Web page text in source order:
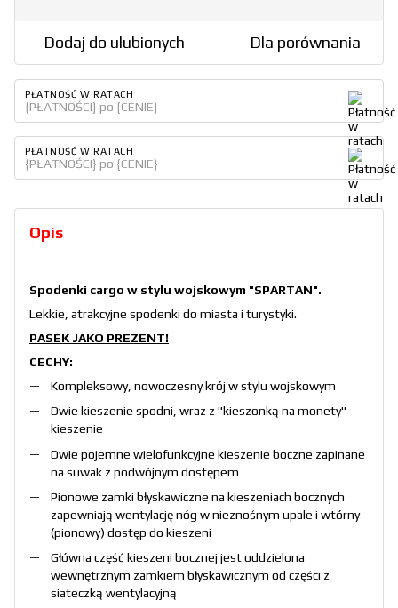
Dodaj do ulubionych Dla porównania
PŁATNOŚĆ W RATACH
{PŁATNOŚCI} po {CENIE}
PŁATNOŚĆ W RATACH
{PŁATNOŚCI} po {CENIE}
Opis
Spodenki cargo w stylu wojskowym "SPARTAN".
Lekkie, atrakcyjne spodenki do miasta i turystyki.
PASEK JAKO PREZENT!
CECHY:
Kompleksowy, nowoczesny krój w stylu wojskowym
Dwie kieszenie spodni, wraz z "kieszonką na monety"
kieszenie
Dwie pojemne wielofunkcyjne kieszenie boczne zapinane
na suwak z podwójnym dostępem
Pionowe zamki błyskawiczne na kieszeniach bocznych
zapewniają wentylację nóg w nieznośnym upale i wtórny
(pionowy) dostęp do kieszeni
Główna część kieszeni bocznej jest oddzielona
wewnętrznym zamkiem błyskawicznym od części z
siateczką wentylacyjną